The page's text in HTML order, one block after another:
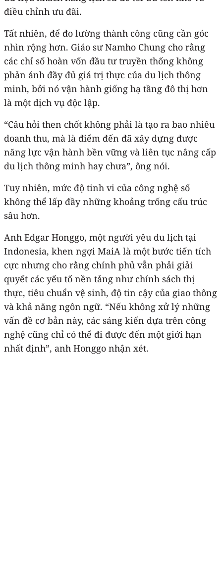
điều chỉnh ưu đãi.
Tất nhiên, để đo lường thành công cũng cần góc
nhìn rộng hơn. Giáo sư Namho Chung cho rằng
các chỉ số hoàn vốn đầu tư truyền thống không
phản ánh đầy đủ giá trị thực của du lịch thông
minh, bởi nó vận hành giống hạ tầng đô thị hơn
là một dịch vụ độc lập.
“Câu hỏi then chốt không phải là tạo ra bao nhiêu
doanh thu, mà là điểm đến đã xây dựng được
năng lực vận hành bền vững và liên tục nâng cấp
du lịch thông minh hay chưa”, ông nói.
Tuy nhiên, mức độ tinh vi của công nghệ số
không thể lấp đầy những khoảng trống cấu trúc
sâu hơn.
Anh Edgar Honggo, một người yêu du lịch tại
Indonesia, khen ngợi MaiA là một bước tiến tích
cực nhưng cho rằng chính phủ vẫn phải giải
quyết các yếu tố nền tảng như chính sách thị
thực, tiêu chuẩn vệ sinh, độ tin cậy của giao thông
và khả năng ngôn ngữ. “Nếu không xử lý những
vấn đề cơ bản này, các sáng kiến dựa trên công
nghệ cũng chỉ có thể đi được đến một giới hạn
nhất định”, anh Honggo nhận xét.